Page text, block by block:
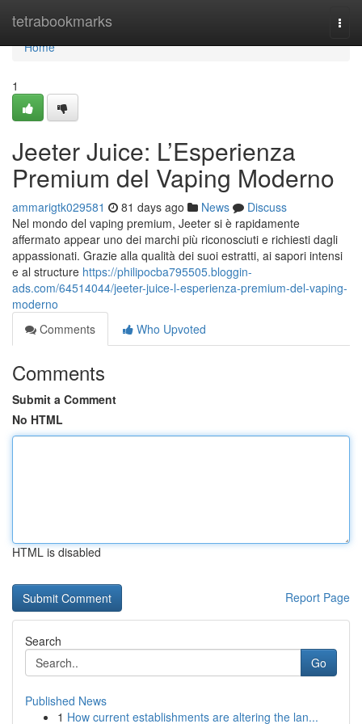
tetrabookmarks
Home
Home
1
Jeeter Juice: L’Esperienza
Premium del Vaping Moderno
ammarigtk029581 81 days ago News
Discuss
Nel mondo del vaping premium, Jeeter si è rapidamente
affermato appear uno dei marchi più riconosciuti e richiesti dagli
appassionati. Grazie alla qualità dei suoi estratti, ai sapori intensi
e al structure https://philipocba795505.bloggin-
ads.com/64514044/jeeter-juice-l-esperienza-premium-del-vaping-
moderno
Comments
Who Upvoted
Comments
Submit a Comment
No HTML
HTML is disabled
Report Page
Search
Go
Published News
1 How current establishments are altering the lan...